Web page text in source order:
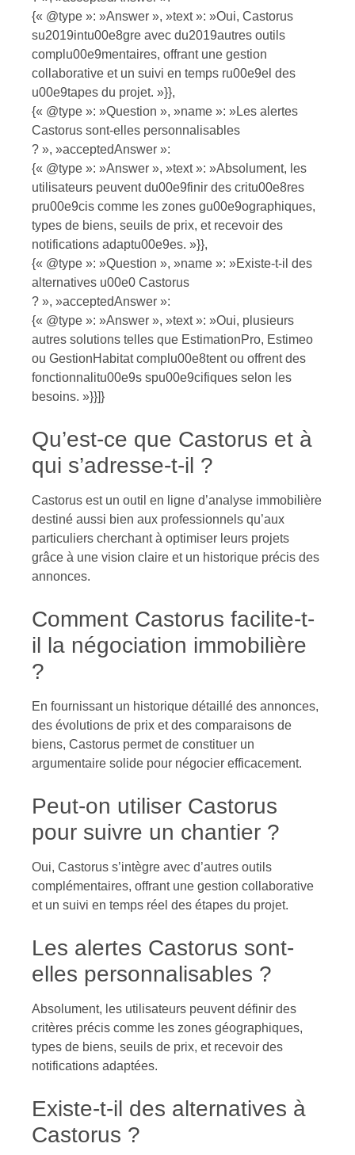
{« @type »: »Answer », »text »: »Oui, Castorus
su2019intu00e8gre avec du2019autres outils
complu00e9mentaires, offrant une gestion
collaborative et un suivi en temps ru00e9el des
u00e9tapes du projet. »}},
{« @type »: »Question », »name »: »Les alertes
Castorus sont-elles personnalisables
? », »acceptedAnswer »:
{« @type »: »Answer », »text »: »Absolument, les
utilisateurs peuvent du00e9finir des critu00e8res
pru00e9cis comme les zones gu00e9ographiques,
types de biens, seuils de prix, et recevoir des
notifications adaptu00e9es. »}},
{« @type »: »Question », »name »: »Existe-t-il des
alternatives u00e0 Castorus
? », »acceptedAnswer »:
{« @type »: »Answer », »text »: »Oui, plusieurs
autres solutions telles que EstimationPro, Estimeo
ou GestionHabitat complu00e8tent ou offrent des
fonctionnalitu00e9s spu00e9cifiques selon les
besoins. »}}]}
Qu’est-ce que Castorus et à
qui s’adresse-t-il ?
Castorus est un outil en ligne d’analyse immobilière
destiné aussi bien aux professionnels qu’aux
particuliers cherchant à optimiser leurs projets
grâce à une vision claire et un historique précis des
annonces.
Comment Castorus facilite-t-
il la négociation immobilière
?
En fournissant un historique détaillé des annonces,
des évolutions de prix et des comparaisons de
biens, Castorus permet de constituer un
argumentaire solide pour négocier efficacement.
Peut-on utiliser Castorus
pour suivre un chantier ?
Oui, Castorus s’intègre avec d’autres outils
complémentaires, offrant une gestion collaborative
et un suivi en temps réel des étapes du projet.
Les alertes Castorus sont-
elles personnalisables ?
Absolument, les utilisateurs peuvent définir des
critères précis comme les zones géographiques,
types de biens, seuils de prix, et recevoir des
notifications adaptées.
Existe-t-il des alternatives à
Castorus ?